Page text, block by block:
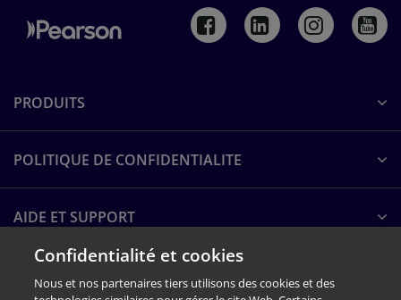
PRODUITS
POLITIQUE DE CONFIDENTIALITE
AIDE ET SUPPORT
A PROPOS DE PEARSON
Confidentialité et cookies
Nous et nos partenaires tiers utilisons des cookies et des